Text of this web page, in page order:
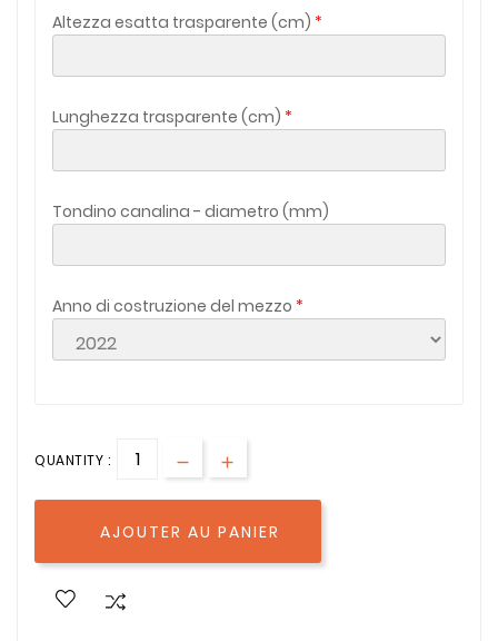
Altezza esatta trasparente (cm)
Lunghezza trasparente (cm)
Tondino canalina - diametro (mm)
Anno di costruzione del mezzo
QUANTITY :
AJOUTER AU PANIER